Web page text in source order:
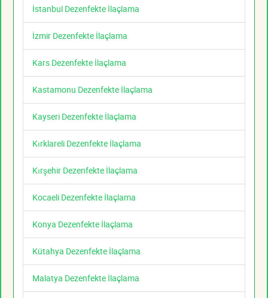
İstanbul Dezenfekte İlaçlama
İzmir Dezenfekte İlaçlama
Kars Dezenfekte İlaçlama
Kastamonu Dezenfekte İlaçlama
Kayseri Dezenfekte İlaçlama
Kırklareli Dezenfekte İlaçlama
Kırşehir Dezenfekte İlaçlama
Kocaeli Dezenfekte İlaçlama
Konya Dezenfekte İlaçlama
Kütahya Dezenfekte İlaçlama
Malatya Dezenfekte İlaçlama